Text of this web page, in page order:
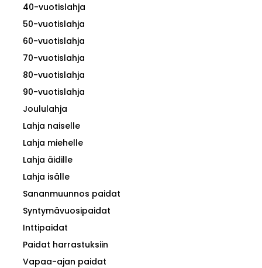
40-vuotislahja
50-vuotislahja
60-vuotislahja
70-vuotislahja
80-vuotislahja
90-vuotislahja
Joululahja
Lahja naiselle
Lahja miehelle
Lahja äidille
Lahja isälle
Sananmuunnos paidat
Syntymävuosipaidat
Inttipaidat
Paidat harrastuksiin
Vapaa-ajan paidat